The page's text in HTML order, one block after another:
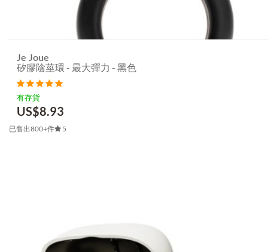
Je Joue
矽膠陰莖環 - 最大彈力 - 黑色
有存貨
US$8.93
已售出800+件 5